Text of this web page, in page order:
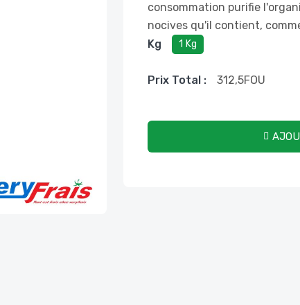
consommation purifie
nocives qu'il contient,
Kg
1 Kg
Prix ​​total : 312,5FOU